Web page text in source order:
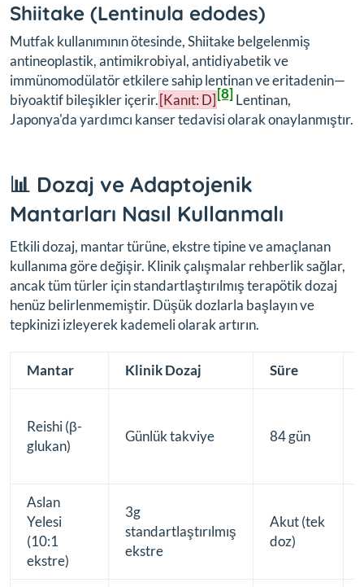
Shiitake (Lentinula edodes)
Mutfak kullanımının ötesinde, Shiitake belgelenmiş
antineoplastik, antimikrobiyal, antidiyabetik ve
immünomodülatör etkilere sahip lentinan ve eritadenin—
biyoaktif bileşikler içerir.[Kanıt: D][8]Lentinan,
Japonya'da yardımcı kanser tedavisi olarak onaylanmıştır.
📊 Dozaj ve Adaptojenik
Mantarları Nasıl Kullanmalı
Etkili dozaj, mantar türüne, ekstre tipine ve amaçlanan
kullanıma göre değişir. Klinik çalışmalar rehberlik sağlar,
ancak tüm türler için standartlaştırılmış terapötik dozaj
henüz belirlenmemiştir. Düşük dozlarla başlayın ve
tepkinizi izleyerek kademeli olarak artırın.
Mantar Klinik Dozaj Süre
Reishi (β-
glukan)
Günlük takviye 84 gün
Aslan
Yelesi
(10:1
ekstre)
3g
standartlaştırılmış
ekstre
Akut (tek
doz)